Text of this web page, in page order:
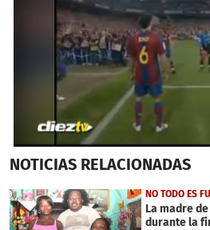
seconds
55
seconds
NOTICIAS RELACIONADAS
NO TODO ES
La madre
durante la